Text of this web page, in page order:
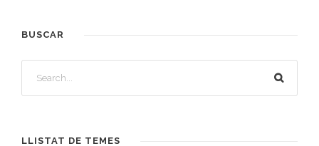
BUSCAR
LLISTAT DE TEMES